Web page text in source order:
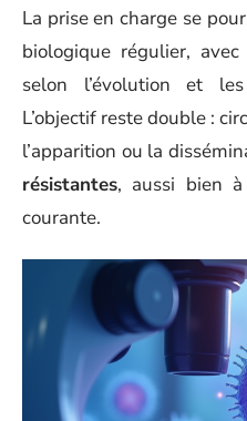
La prise en charge se
biologique régulier,
selon l’évolution et
L’objectif reste double :
l’apparition ou la
résistantes, aussi bien
courante.